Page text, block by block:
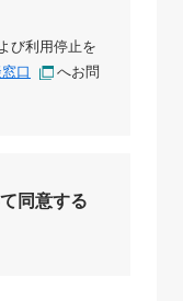
び利用停止を
口
へお問
同意する